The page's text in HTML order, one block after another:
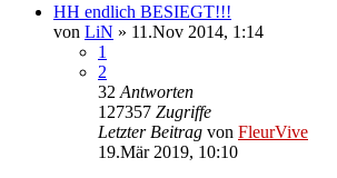
HH endlich BESIEGT!!!
von LiN » 11.Nov 2014, 1:14
1
2
32 Antworten
127357 Zugriffe
Letzter Beitrag von FleurVive
19.Mär 2019, 10:10